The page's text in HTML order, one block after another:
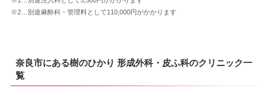
※2…別途麻酔科・管理料として110,000円がかかります
奈良市にある樹のひかり 形成外科・皮ふ科のクリニック一
覧